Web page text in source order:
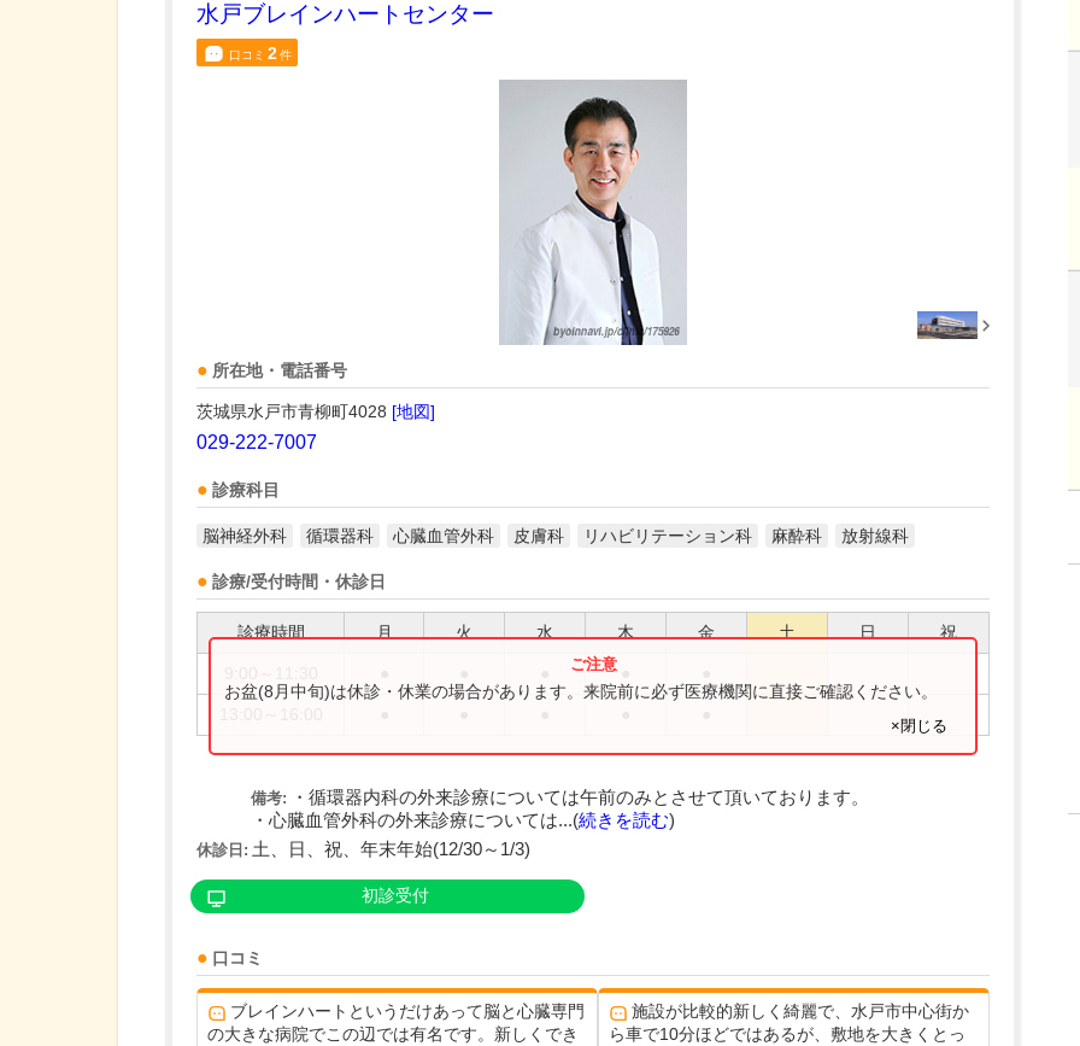
水戸ブレインハートセンター
口コミ 2件
所在地・電話番号
茨城県水戸市青柳町4028 [地図]
029-222-7007
診療科目
脳神経外科 循環器科 心臓血管外科 皮膚科 リハビリテーション科 麻酔科 放射線科
診療/受付時間・休診日
診療時間 月 火 水 木 金 土 日 祝
お盆(8月中旬)は休診・休業の場合があります。来院前に必ず医療機関に直接ご確認ください。
×閉じる
備考:
・循環器内科の外来診療については午前のみとさせて頂いております。
・心臓血管外科の外来診療については...(続きを読む)
休診日: 土、日、祝、年末年始(12/30～1/3)
初診受付
口コミ
ブレインハートというだけあって脳と心臓専門
の大きな病院でこの辺では有名です。新しくでき
施設が比較的新しく綺麗で、水戸市中心街か
ら車で10分ほどではあるが、敷地を大きくとっ